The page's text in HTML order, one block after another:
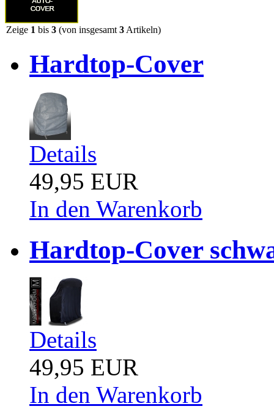
Zeige 1 bis 3 (von insgesamt3Artikeln)
Hardtop-Cover
Details
49,95 EUR
In den Warenkorb
Hardtop-Cover
Details
49,95 EUR
In den Warenkorb